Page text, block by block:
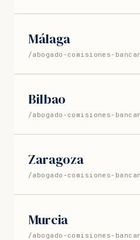
Málaga
/abogado-comisiones-
Bilbao
/abogado-comisiones-
Zaragoza
/abogado-comisiones-
Murcia
/abogado-comisiones-